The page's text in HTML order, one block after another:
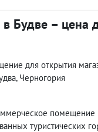
Будве – цена
для открытия
Черногория
помещение
туристических